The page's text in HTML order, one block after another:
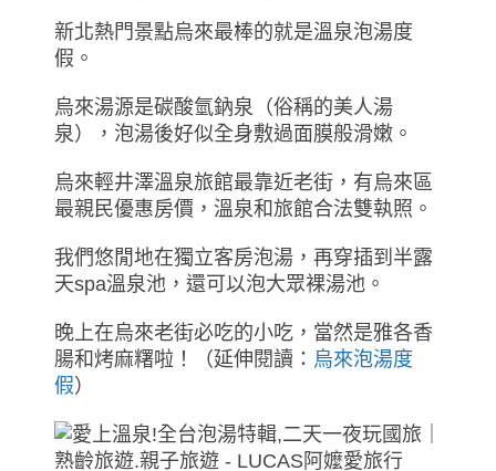
新北熱門景點烏來最棒的就是溫泉泡湯度
假。
烏來湯源是碳酸氫鈉泉（俗稱的美人湯
泉），泡湯後好似全身敷過面膜般滑嫩。
烏來輕井澤溫泉旅館最靠近老街，有烏來區
最親民優惠房價，溫泉和旅館合法雙執照。
我們悠閒地在獨立客房泡湯，再穿插到半露
天spa溫泉池，還可以泡大眾裸湯池。
晚上在烏來老街必吃的小吃，當然是雅各香
腸和烤麻糬啦！（延伸閱讀： 烏來泡湯度
假）